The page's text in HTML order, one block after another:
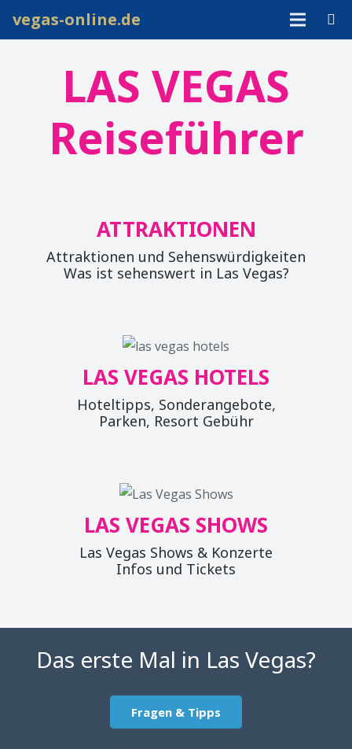
vegas-online.de
LAS VEGAS
Reiseführer
ATTRAKTIONEN
Attraktionen und Sehenswürdigkeiten
Was ist sehenswert in Las Vegas?
LAS VEGAS HOTELS
Hoteltipps, Sonderangebote,
Parken, Resort Gebühr
LAS VEGAS SHOWS
Las Vegas Shows & Konzerte
Infos und Tickets
Das erste Mal in Las Vegas?
Fragen & Tipps